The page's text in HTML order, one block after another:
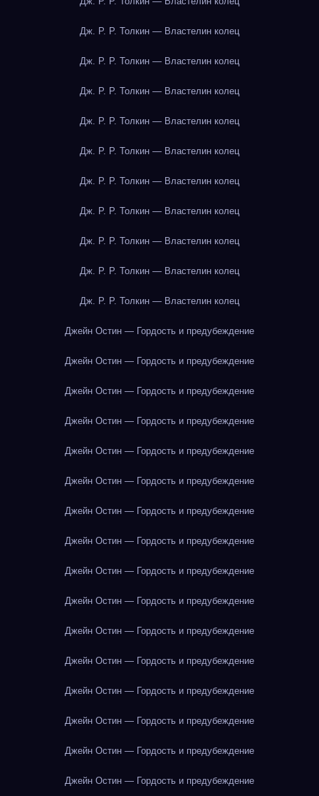
Дж. Р. Р. Толкин — Властелин колец
Дж. Р. Р. Толкин — Властелин колец
Дж. Р. Р. Толкин — Властелин колец
Дж. Р. Р. Толкин — Властелин колец
Дж. Р. Р. Толкин — Властелин колец
Дж. Р. Р. Толкин — Властелин колец
Дж. Р. Р. Толкин — Властелин колец
Дж. Р. Р. Толкин — Властелин колец
Дж. Р. Р. Толкин — Властелин колец
Дж. Р. Р. Толкин — Властелин колец
Джейн Остин — Гордость и предубеждение
Джейн Остин — Гордость и предубеждение
Джейн Остин — Гордость и предубеждение
Джейн Остин — Гордость и предубеждение
Джейн Остин — Гордость и предубеждение
Джейн Остин — Гордость и предубеждение
Джейн Остин — Гордость и предубеждение
Джейн Остин — Гордость и предубеждение
Джейн Остин — Гордость и предубеждение
Джейн Остин — Гордость и предубеждение
Джейн Остин — Гордость и предубеждение
Джейн Остин — Гордость и предубеждение
Джейн Остин — Гордость и предубеждение
Джейн Остин — Гордость и предубеждение
Джейн Остин — Гордость и предубеждение
Джейн Остин — Гордость и предубеждение